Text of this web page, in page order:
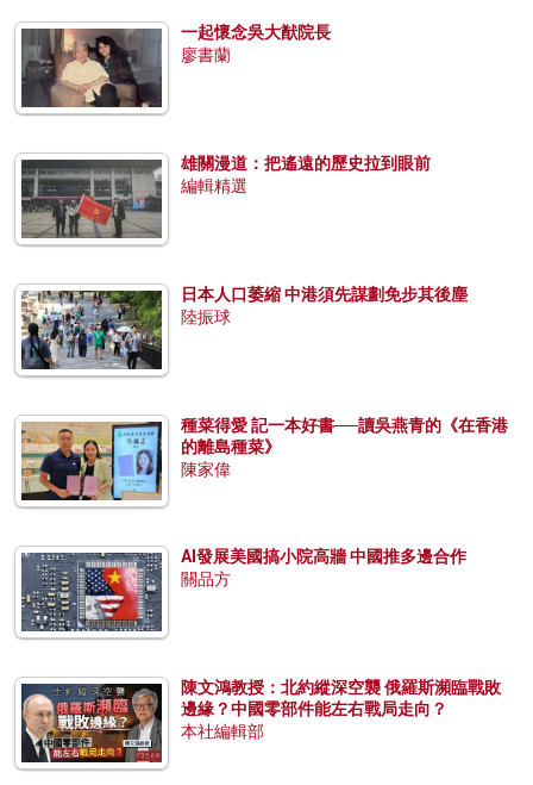
一起懷念吳大猷院長
廖書蘭
雄關漫道：把遙遠的歷史拉到眼前
編輯精選
日本人口萎縮 中港須先謀劃免步其後塵
陸振球
種菜得愛 記一本好書──讀吳燕青的《在香港
的離島種菜》
陳家偉
AI發展美國搞小院高牆 中國推多邊合作
關品方
陳文鴻教授：北約縱深空襲 俄羅斯瀕臨戰敗
邊緣？中國零部件能左右戰局走向？
本社編輯部